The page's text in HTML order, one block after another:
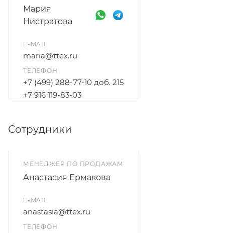
Мария
Нистратова
E-MAIL
maria@ttex.ru
ТЕЛЕФОН
+7 (499) 288-77-10 доб. 215
+7 916 119-83-03
Сотрудники
МЕНЕДЖЕР ПО ПРОДАЖАМ
Анастасия Ермакова
E-MAIL
anastasia@ttex.ru
ТЕЛЕФОН